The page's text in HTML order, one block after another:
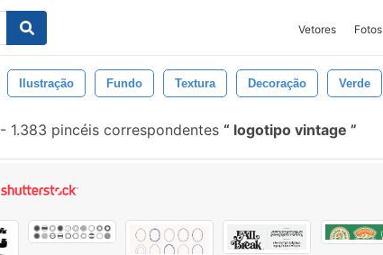
Vetores Fotos
Ilustração Fundo Textura Decoração Verde
- 1.383 pincéis correspondentes logotipo vintage